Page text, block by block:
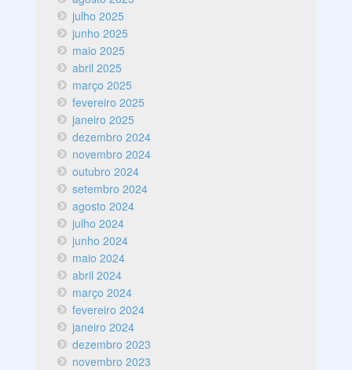
julho 2025
junho 2025
maio 2025
abril 2025
março 2025
fevereiro 2025
janeiro 2025
dezembro 2024
novembro 2024
outubro 2024
setembro 2024
agosto 2024
julho 2024
junho 2024
maio 2024
abril 2024
março 2024
fevereiro 2024
janeiro 2024
dezembro 2023
novembro 2023